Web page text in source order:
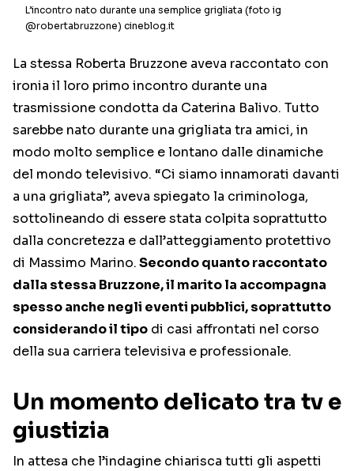
L’incontro nato durante una semplice grigliata (foto ig
@robertabruzzone) cineblog.it
La stessa Roberta Bruzzone aveva raccontato con
ironia il loro primo incontro durante una
trasmissione condotta da Caterina Balivo. Tutto
sarebbe nato durante una grigliata tra amici, in
modo molto semplice e lontano dalle dinamiche
del mondo televisivo. “Ci siamo innamorati davanti
a una grigliata”, aveva spiegato la criminologa,
sottolineando di essere stata colpita soprattutto
dalla concretezza e dall’atteggiamento protettivo
di Massimo Marino.Secondo quanto raccontato
dalla stessa Bruzzone, il marito la accompagna
spesso anche negli eventi pubblici, soprattutto
considerando il tipo di casi affrontati nel corso
della sua carriera televisiva e professionale.
Un momento delicato tra tv e
giustizia
In attesa che l’indagine chiarisca tutti gli aspetti